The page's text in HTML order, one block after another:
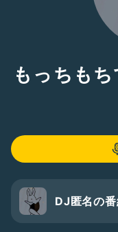
もっちも
DJ匿名の番